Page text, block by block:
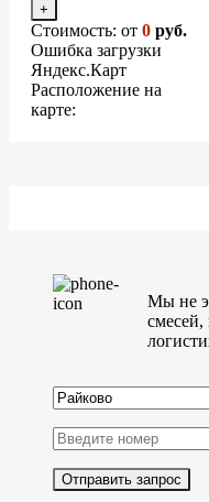
+
Стоимость: от 0 руб.
Ошибка загрузки
Яндекс.Карт
Расположение на
карте:
Мы не